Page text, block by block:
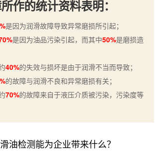
作的统计资料表明：
是因为润滑故障导致异常磨损所引起；
是因为油品污染引起，而其中50%是磨损造
40%的失效与损坏是由于润滑不当而导致；
的故障与润滑不良和异常磨损有关；
70%的故障来自于液压介质被污染，污染度等
油检测能为企业带来什么？